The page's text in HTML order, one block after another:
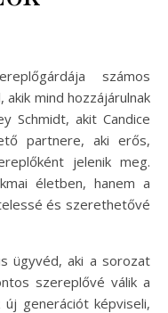
számos
mind hozzájárulnak
Schmidt, akit Candice
partnere, aki erős,
jelenik meg.
életben, hanem a
és szerethetővé
ügyvéd, aki a sorozat
szereplővé válik a
generációt képviseli,